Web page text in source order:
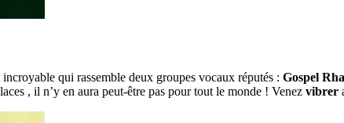
incroyable qui rassemble deux groupes vocaux réputés : Gospel
, il n’y en aura peut-être pas pour tout le monde ! Venez vibrer